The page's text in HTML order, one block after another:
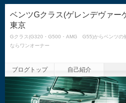
ベンツGクラス(ゲレンデヴァー
東京
Gクラス(G320・G500・AMG G55)からベンツの
ならワンオーナー
ブログトップ 自己紹介